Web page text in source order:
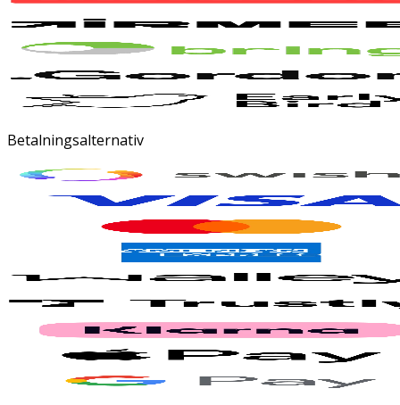
Betalningsalternativ